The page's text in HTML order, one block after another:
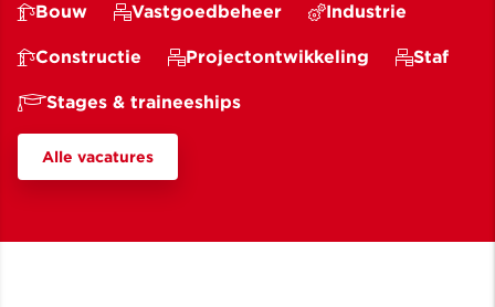
Bouw Vastgoedbeheer Industrie
Constructie Projectontwikkeling Staf
Stages & traineeships
Alle vacatures